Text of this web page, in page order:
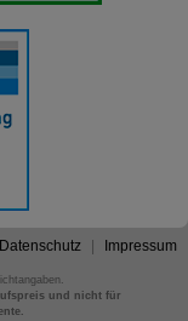
Datenschutz Impressum
und nicht für